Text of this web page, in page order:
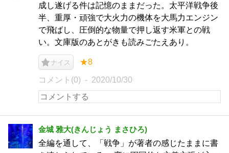
成し遂げる件は記憶のままだった。太平洋戦争後
半、重厚・頑強で大火力の機体を大馬力エンジン
で飛ばし、圧倒的な物量で押し返す米軍との戦
い。文庫版のあとがきも読みごたえあり。
ナイス ★8
コメント(0) 2020/10/30
金城 雅大(きんじょう まさひろ)
全編を通して、「戦争」が著者の感じたままに書